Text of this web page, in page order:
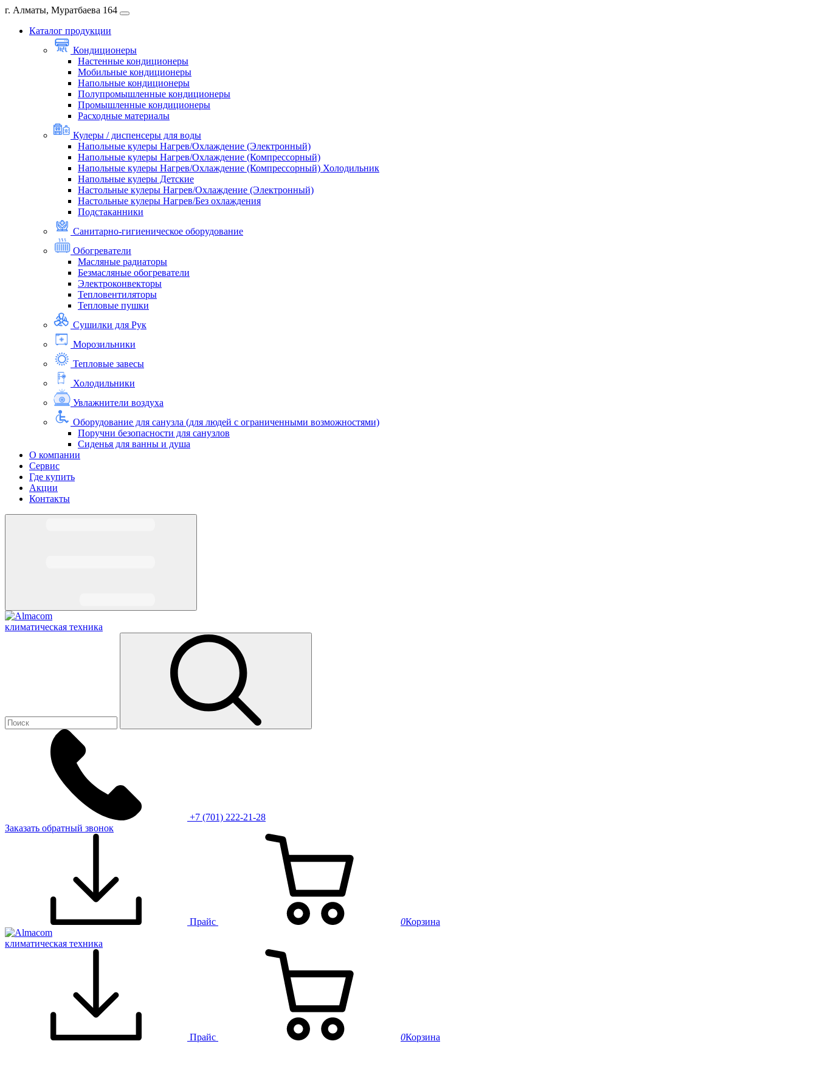
г. Алматы, Муратбаева 164
Каталог продукции
Кондиционеры
Настенные кондиционеры
Мобильные кондиционеры
Напольные кондиционеры
Полупромышленные кондиционеры
Промышленные кондиционеры
Расходные материалы
Кулеры / диспенсеры для воды
Напольные кулеры Нагрев/Охлаждение (Электронный)
Напольные кулеры Нагрев/Охлаждение (Компрессорный)
Напольные кулеры Нагрев/Охлаждение (Компрессорный) Холодильник
Напольные кулеры Детские
Настольные кулеры Нагрев/Охлаждение (Электронный)
Настольные кулеры Нагрев/Без охлаждения
Подстаканники
Санитарно-гигиеническое оборудование
Обогреватели
Масляные радиаторы
Безмасляные обогреватели
Электроконвекторы
Тепловентиляторы
Тепловые пушки
Сушилки для Рук
Морозильники
Тепловые завесы
Холодильники
Увлажнители воздуха
Оборудование для санузла (для людей с ограниченными возможностями)
Поручни безопасности для санузлов
Сиденья для ванны и душа
О компании
Сервис
Где купить
Акции
Контакты
климатическая техника
+7 (701) 222-21-28
Заказать обратный звонок
Прайс 0Корзина
климатическая техника
Прайс 0Корзина